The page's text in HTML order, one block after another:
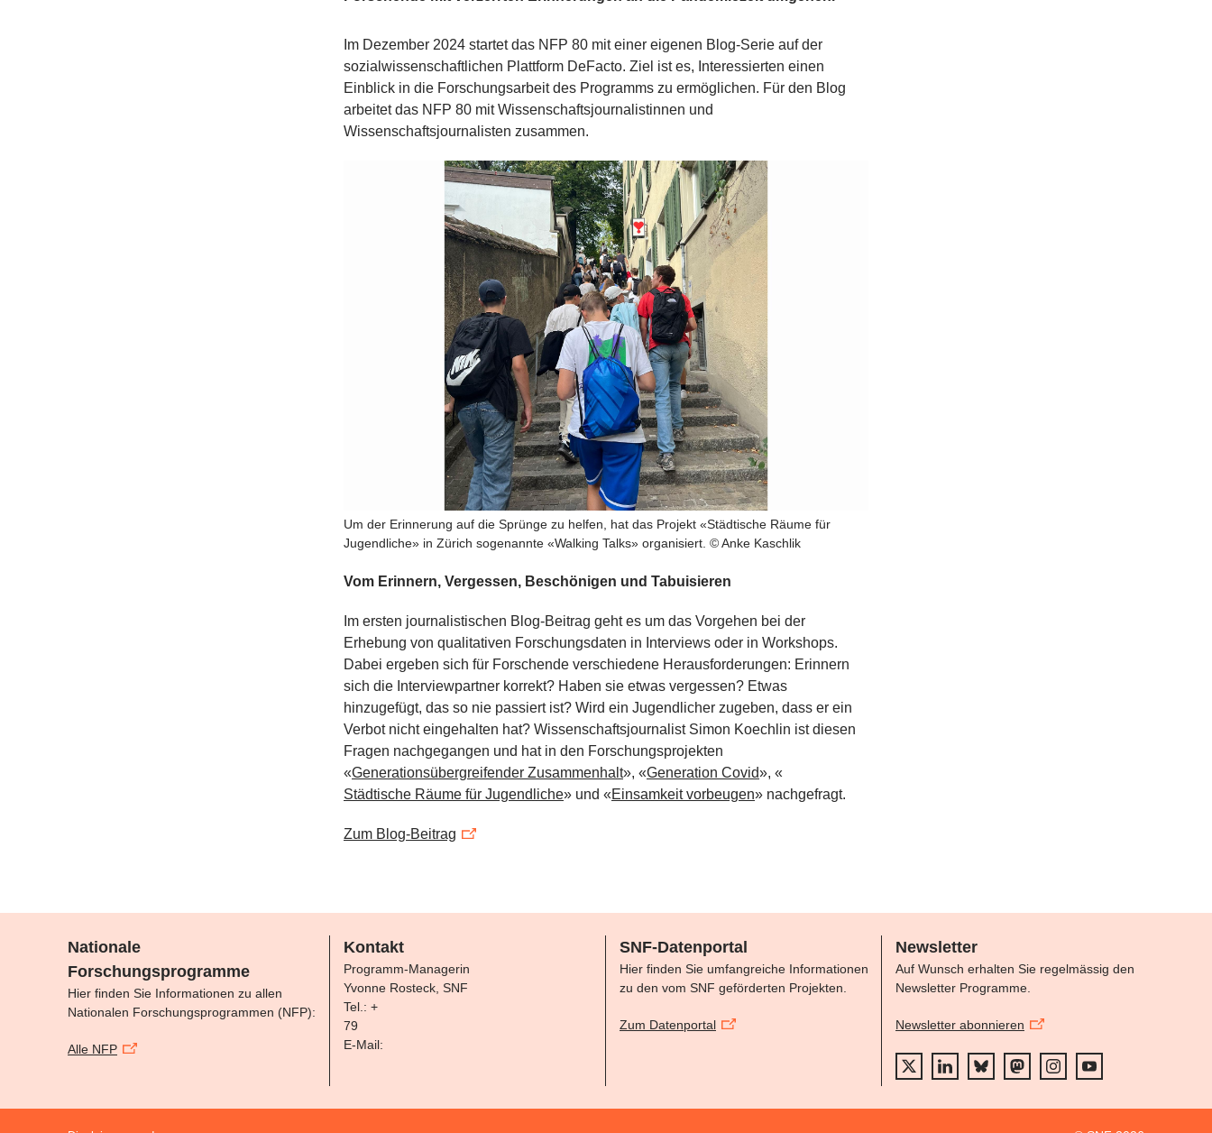
Im Dezember 2024 startet das NFP 80 mit einer eigenen Blog-Serie auf der
sozialwissenschaftlichen Plattform DeFacto. Ziel ist es, Interessierten einen
Einblick in die Forschungsarbeit des Programms zu ermöglichen. Für den Blog
arbeitet das NFP 80 mit Wissenschaftsjournalistinnen und
Wissenschaftsjournalisten zusammen.
Um der Erinnerung auf die Sprünge zu helfen, hat das Projekt «Städtische Räume für
Jugendliche» in Zürich sogenannte «Walking Talks» organisiert. © Anke Kaschlik
Vom Erinnern, Vergessen, Beschönigen und Tabuisieren
Im ersten journalistischen Blog-Beitrag geht es um das Vorgehen bei der
Erhebung von qualitativen Forschungsdaten in Interviews oder in Workshops.
Dabei ergeben sich für Forschende verschiedene Herausforderungen: Erinnern
sich die Interviewpartner korrekt? Haben sie etwas vergessen? Etwas
hinzugefügt, das so nie passiert ist? Wird ein Jugendlicher zugeben, dass er ein
Verbot nicht eingehalten hat? Wissenschaftsjournalist Simon Koechlin ist diesen
Fragen nachgegangen und hat in den Forschungsprojekten
«Generationsübergreifender Zusammenhalt», «Generation Covid», «
Städtische Räume für Jugendliche» und «Einsamkeit vorbeugen» nachgefragt.
Zum Blog-Beitrag
Nationale
Forschungsprogramme
Hier finden Sie Informationen zu allen
Nationalen Forschungsprogrammen (NFP):
Alle NFP
Kontakt
Programm-Managerin
Yvonne Rosteck, SNF
Tel.: +
79
E-Mail:
SNF-Datenportal
Hier finden Sie umfangreiche Informationen
zu den vom SNF geförderten Projekten.
Zum Datenportal
Newsletter
Auf Wunsch erhalten Sie regelmässig den
Newsletter Programme.
Newsletter abonnieren